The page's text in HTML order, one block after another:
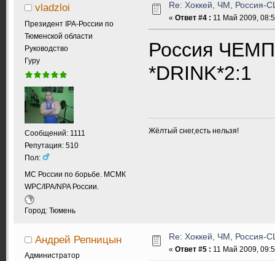
vladzloi
Президент IPA-России по
Тюменской области
Руководство
Гуру
Сообщений: 1111
Репутация: 510
Пол:
МС России по борьбе. МСМК
WPC/IPA/NPA России.
Город: Тюмень
Re: Хоккей, ЧМ, Россия-
« Ответ #4 : 11 Май 2009,
Россия
*DRINK*2:1
Жёлтый снег,есть нельзя!
Андрей Репницын
Администратор
Re: Хоккей, ЧМ, Россия-
« Ответ #5 : 11 Май 2009,